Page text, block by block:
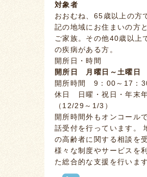
対象者
おおむね、65歳以上の方
記の地域にお住まいの方
ご家族。その他40歳以上
の疾病がある方。
開所日・時間
開所日 月曜日～土曜日
開所時間 9：00～17：
休日 日曜・祝日・年末
（12/29～1/3）
開所時間外もオンコール
話受付を行っています。
の高齢者に関する相談を受
様々な制度やサービスを
た総合的な支援を行います